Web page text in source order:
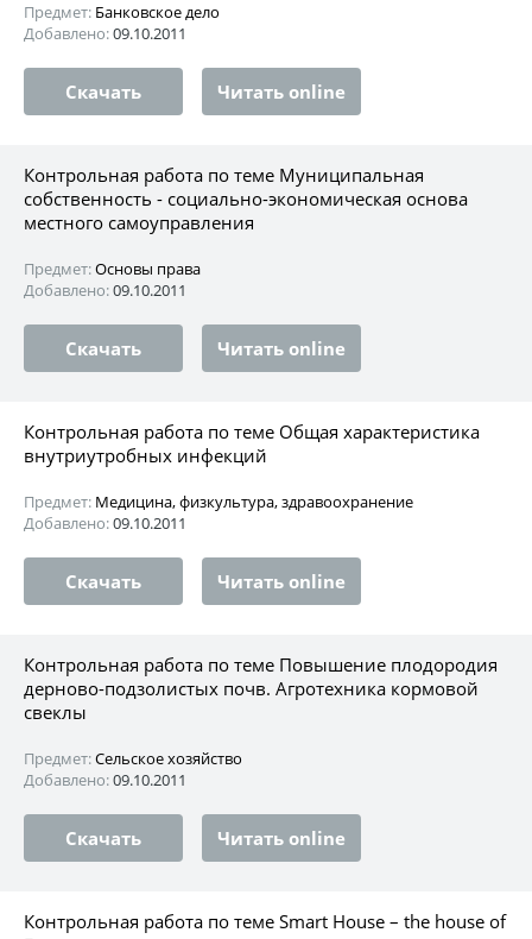
Предмет: Банковское дело
Добавлено:09.10.2011
Скачать Читать online
Контрольная работа по теме Муниципальная
собственность - социально-экономическая основа
местного самоуправления
Предмет:Основы права
Добавлено:09.10.2011
Скачать Читать online
Контрольная работа по теме Общая характеристика
внутриутробных инфекций
Предмет: Медицина, физкультура, здравоохранение
Добавлено:09.10.2011
Скачать Читать online
Контрольная работа по теме Повышение плодородия
дерново-подзолистых почв. Агротехника кормовой
свеклы
Предмет:Сельское хозяйство
Добавлено:09.10.2011
Скачать Читать online
Контрольная работа по теме Smart House – the house of